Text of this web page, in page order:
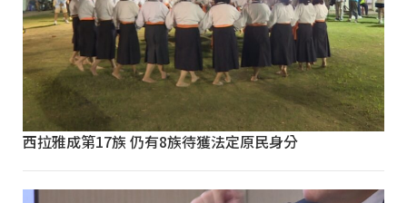
西拉雅成第17族 仍有8族待獲法定原民身分